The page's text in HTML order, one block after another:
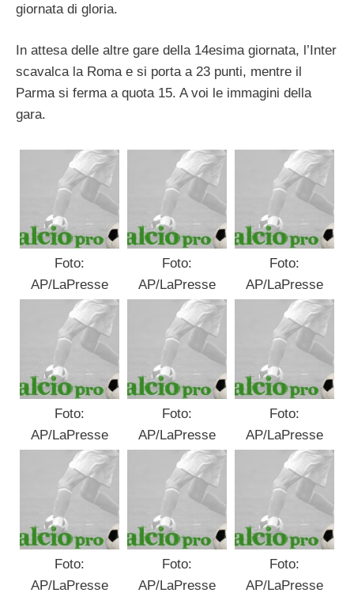
giornata di gloria.
In attesa delle altre gare della 14esima giornata, l’Inter
scavalca la Roma e si porta a 23 punti, mentre il
Parma si ferma a quota 15. A voi le immagini della
gara.
Foto:
AP/LaPresse
Foto:
AP/LaPresse
Foto:
AP/LaPresse
Foto:
AP/LaPresse
Foto:
AP/LaPresse
Foto:
AP/LaPresse
Foto:
AP/LaPresse
Foto:
AP/LaPresse
Foto:
AP/LaPresse